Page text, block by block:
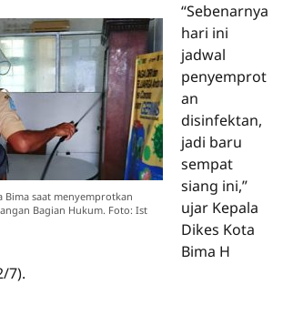
Bima saat menyemprotkan
Bagian Hukum. Foto: Ist
“Sebenarnya
hari ini
jadwal
penyemprot
an
disinfektan,
jadi baru
sempat
siang ini,”
ujar Kepala
Dikes Kota
Bima H
7).